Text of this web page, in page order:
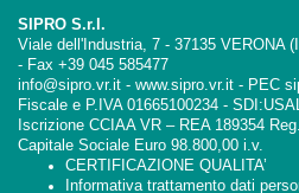
SIPRO S.r.l.
Viale dell'Industria, 7 - 37135 VERONA
- Fax +39 045 585477
info@sipro.vr.it - www.sipro.vr.it - PEC
Fiscale e P.IVA 01665100234 -
Iscrizione CCIAA VR – REA 189354
Capitale Sociale Euro 98.800,00 i.v.
CERTIFICAZIONE QUALITA’
Informativa trattamento dati